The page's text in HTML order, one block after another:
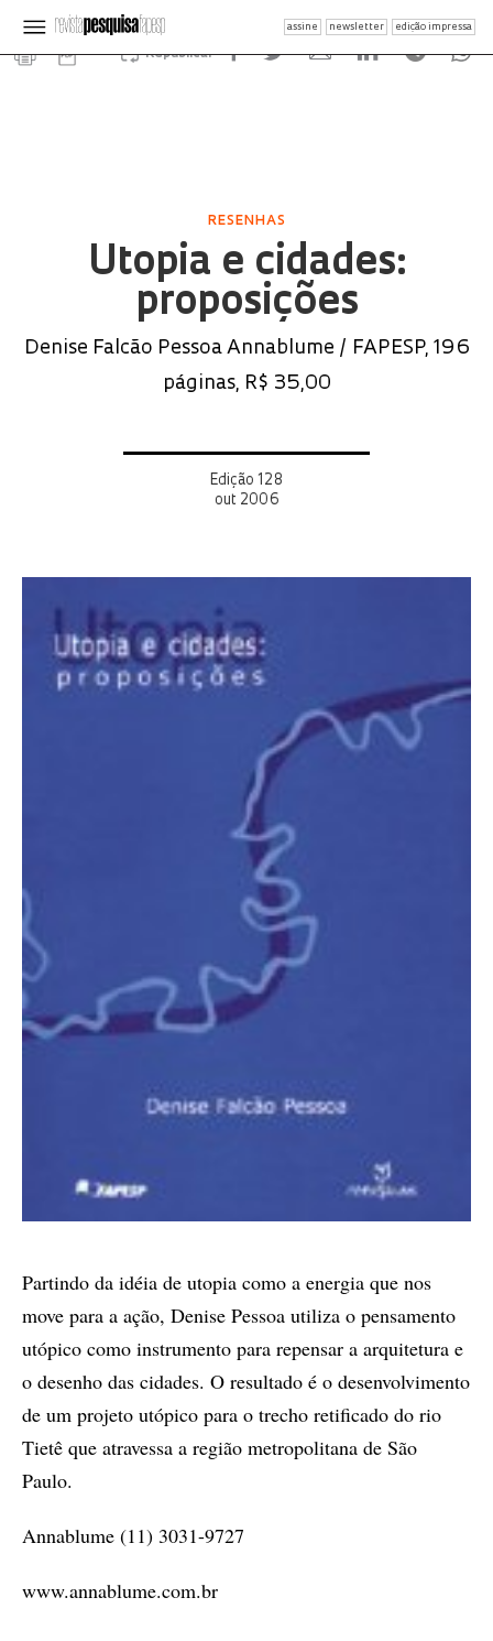
assine newsletter edição impressa
Republicar
RESENHAS
Utopia e cidades:
proposições
Denise Falcão Pessoa Annablume / FAPESP, 196
páginas, R$ 35,00
Edição 128
out 2006
Partindo da idéia de utopia como a energia que nos
move para a ação, Denise Pessoa utiliza o pensamento
utópico como instrumento para repensar a arquitetura e
o desenho das cidades. O resultado é o desenvolvimento
de um projeto utópico para o trecho retificado do rio
Tietê que atravessa a região metropolitana de São
Paulo.
Annablume (11) 3031-9727
www.annablume.com.br